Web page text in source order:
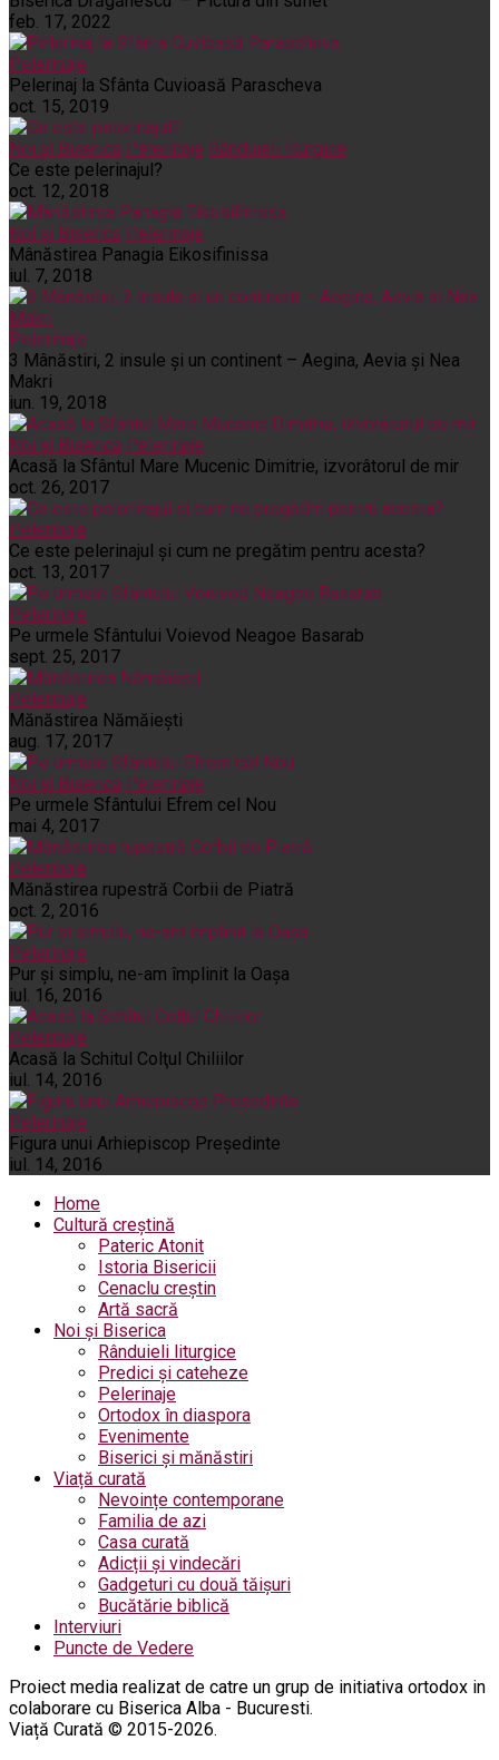
feb. 17, 2022
Pelerinaje
Pelerinaj la Sfânta Cuvioasă Parascheva
oct. 15, 2019
Noi și Biserica Pelerinaje Rânduieli liturgice
Ce este pelerinajul?
oct. 12, 2018
Noi și Biserica Pelerinaje
Mânăstirea Panagia Eikosifinissa
iul. 7, 2018
Pelerinaje
3 Mânăstiri, 2 insule și un continent – Aegina, Aevia și Nea
Makri
iun. 19, 2018
Noi și Biserica Pelerinaje
Acasă la Sfântul Mare Mucenic Dimitrie, izvorâtorul de mir
oct. 26, 2017
Pelerinaje
Ce este pelerinajul şi cum ne pregătim pentru acesta?
oct. 13, 2017
Pelerinaje
Pe urmele Sfântului Voievod Neagoe Basarab
sept. 25, 2017
Pelerinaje
Mănăstirea Nămăiești
aug. 17, 2017
Noi și Biserica Pelerinaje
Pe urmele Sfântului Efrem cel Nou
mai 4, 2017
Pelerinaje
Mănăstirea rupestră Corbii de Piatră
oct. 2, 2016
Pelerinaje
Pur şi simplu, ne-am împlinit la Oaşa
iul. 16, 2016
Pelerinaje
Acasă la Schitul Colţul Chiliilor
iul. 14, 2016
Pelerinaje
Figura unui Arhiepiscop Preşedinte
iul. 14, 2016
Home
Cultură creștină
Pateric Atonit
Istoria Bisericii
Cenaclu creștin
Artă sacră
Noi și Biserica
Rânduieli liturgice
Predici și cateheze
Pelerinaje
Ortodox în diaspora
Evenimente
Biserici și mănăstiri
Viață curată
Nevoințe contemporane
Familia de azi
Casa curată
Adicții și vindecări
Gadgeturi cu două tăișuri
Bucătărie biblică
Interviuri
Puncte de Vedere
Proiect media realizat de catre un grup de initiativa ortodox in
colaborare cu Biserica Alba - Bucuresti.
Viață Curată © 2015-2026.